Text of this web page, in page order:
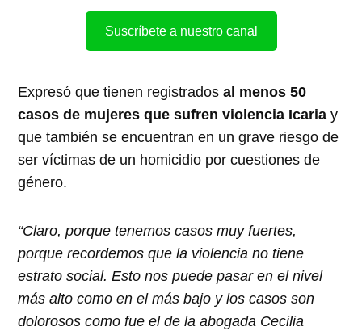
Suscríbete a nuestro canal
Expresó que tienen registradosal menos 50
casos de mujeres que sufren violencia Icaria y
que también se encuentran en un grave riesgo de
ser víctimas de un homicidio por cuestiones de
género.
“Claro, porque tenemos casos muy fuertes,
porque recordemos que la violencia no tiene
estrato social. Esto nos puede pasar en el nivel
más alto como en el más bajo y los casos son
dolorosos como fue el de la abogada Cecilia